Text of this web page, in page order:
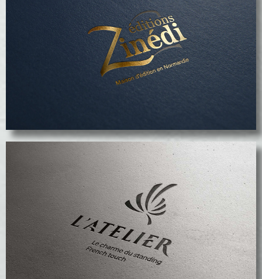
Maison d'édition Zinédi
voir le projet
Le logo Atelier
voir le projet